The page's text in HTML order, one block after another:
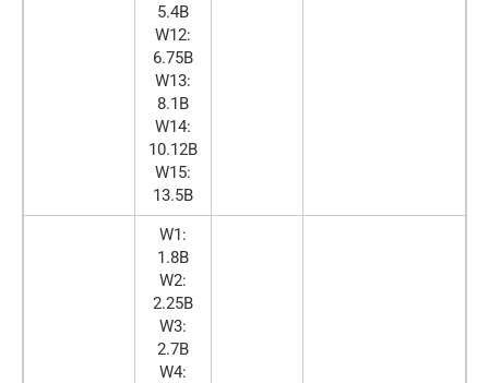
5.4B
W12:
6.75B
W13:
8.1B
W14:
10.12B
W15:
13.5B
W1:
1.8B
W2:
2.25B
W3:
2.7B
W4: